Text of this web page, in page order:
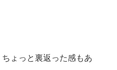
ょっと裏返った感もあ